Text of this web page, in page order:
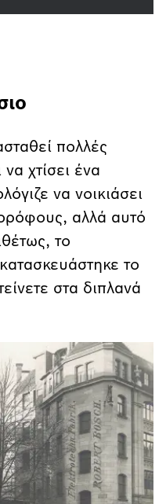
πολλές
χτίσει ένα
να νοικιάσει
αλλά αυτό
το
το
στα διπλανά